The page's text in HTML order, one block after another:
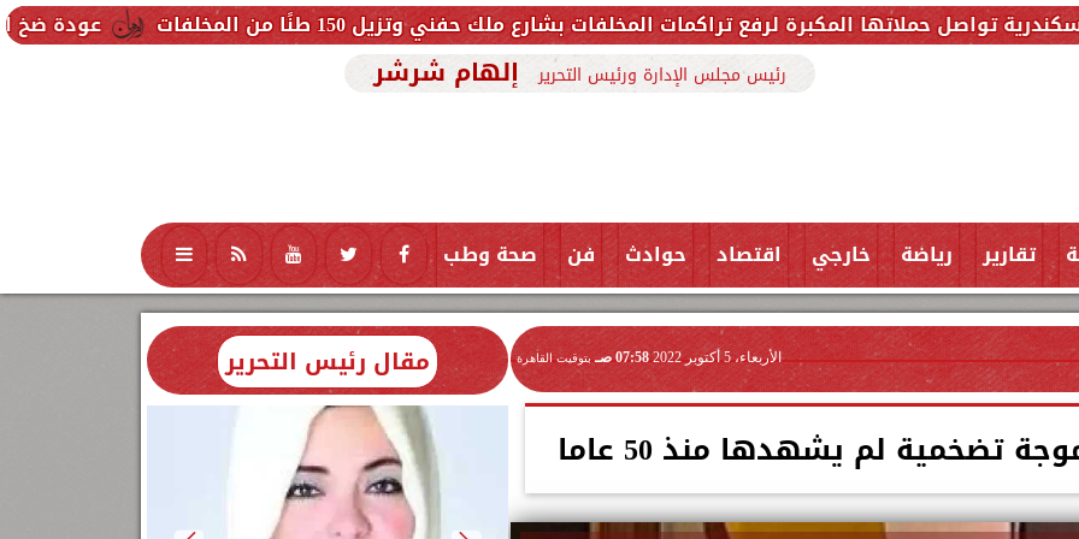
عودة ضخ المياه تدريجيًا المكبرة لرفع تراكمات المخلفات بشارع ملك حفني وتزيل 150 طنًا من المخلفات
رئيس مجلس الإدارة ورئيس التحرير إلهام شرشر
تقارير رياضة خارجي اقتصاد حوادث فن صحة وطب تكنولوجيا منوعات محافظات
الأربعاء، 5 أكتوبر 2022 07:58 صـ بتوقيت القاهرة
تضخمية لم يشهدها منذ 50 عاما
مقال رئيس التحرير